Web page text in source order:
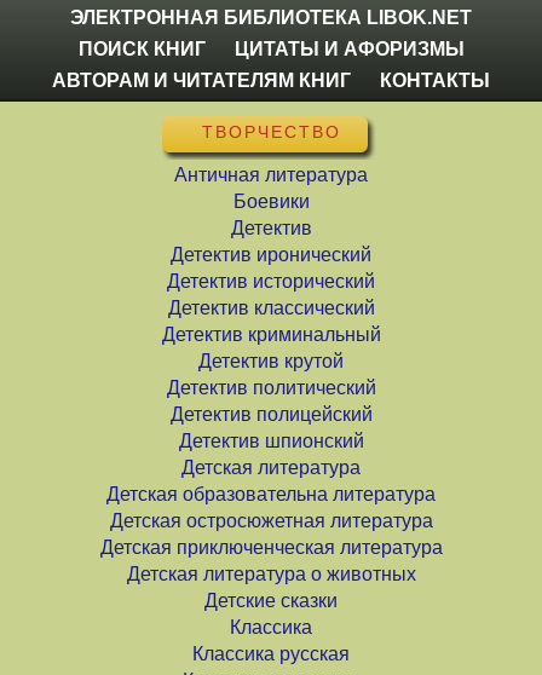
ЭЛЕКТРОННАЯ БИБЛИОТЕКА LIBOK.NET
ПОИСК КНИГ
ЦИТАТЫ И АФОРИЗМЫ
АВТОРАМ И ЧИТАТЕЛЯМ КНИГ
КОНТАКТЫ
ТВОРЧЕСТВО
Античная литература
Боевики
Детектив
Детектив иронический
Детектив исторический
Детектив классический
Детектив криминальный
Детектив крутой
Детектив политический
Детектив полицейский
Детектив шпионский
Детская литература
Детская образовательна литература
Детская остросюжетная литература
Детская приключенческая литература
Детская литература о животных
Детские сказки
Классика
Классика русская